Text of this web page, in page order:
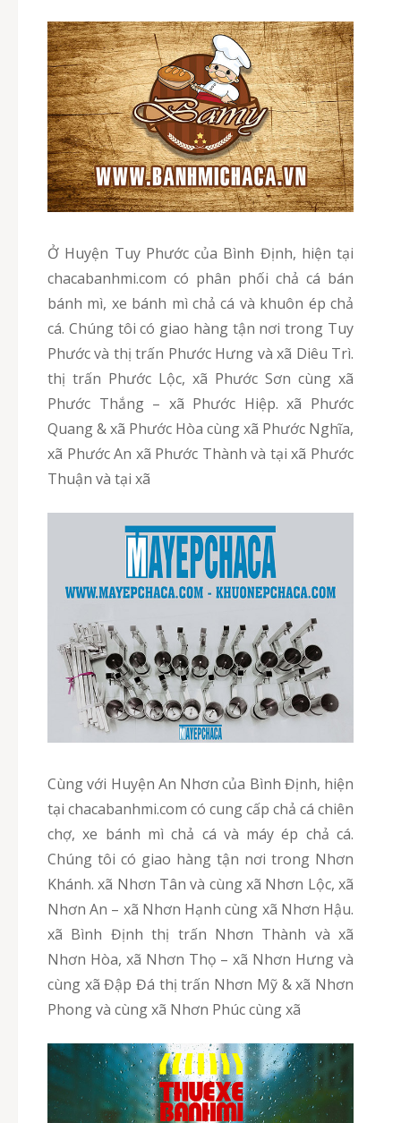
Ở Huyện Tuy Phước của Bình Định, hiện tại
chacabanhmi.com có phân phối chả cá bán
bánh mì, xe bánh mì chả cá và khuôn ép chả
cá. Chúng tôi có giao hàng tận nơi trong Tuy
Phước và thị trấn Phước Hưng và xã Diêu Trì.
thị trấn Phước Lộc, xã Phước Sơn cùng xã
Phước Thắng – xã Phước Hiệp. xã Phước
Quang & xã Phước Hòa cùng xã Phước Nghĩa,
xã Phước An xã Phước Thành và tại xã Phước
Thuận và tại xã
Cùng với Huyện An Nhơn của Bình Định, hiện
tại chacabanhmi.com có cung cấp chả cá chiên
chợ, xe bánh mì chả cá và máy ép chả cá.
Chúng tôi có giao hàng tận nơi trong Nhơn
Khánh. xã Nhơn Tân và cùng xã Nhơn Lộc, xã
Nhơn An – xã Nhơn Hạnh cùng xã Nhơn Hậu.
xã Bình Định thị trấn Nhơn Thành và xã
Nhơn Hòa, xã Nhơn Thọ – xã Nhơn Hưng và
cùng xã Đập Đá thị trấn Nhơn Mỹ & xã Nhơn
Phong và cùng xã Nhơn Phúc cùng xã